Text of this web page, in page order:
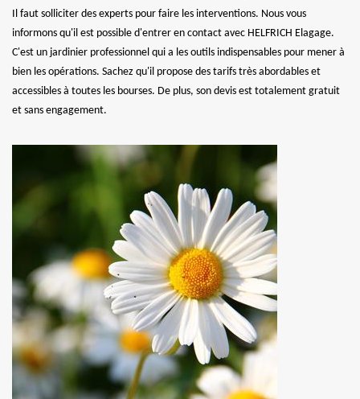
Il faut solliciter des experts pour faire les interventions. Nous vous
informons qu'il est possible d'entrer en contact avec HELFRICH Elagage.
C'est un jardinier professionnel qui a les outils indispensables pour mener à
bien les opérations. Sachez qu'il propose des tarifs très abordables et
accessibles à toutes les bourses. De plus, son devis est totalement gratuit
et sans engagement.